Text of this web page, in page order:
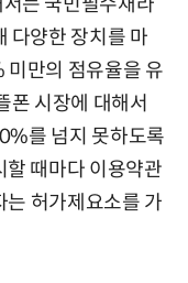
다양한 장치를 마
미만의 점유율을 유
폰 시장에 대해서
를 넘지 못하도록
할 때마다 이용약관
는 허가제요소를 가